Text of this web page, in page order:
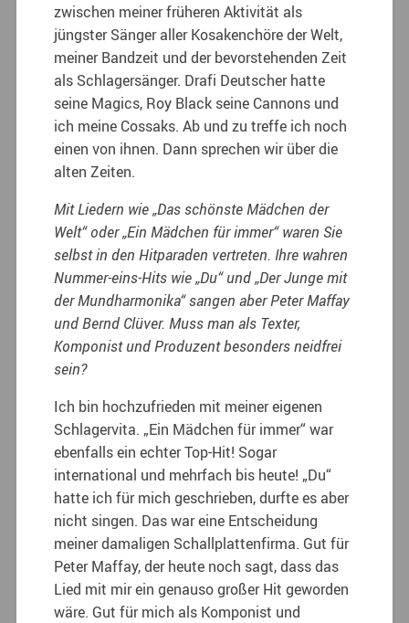
zwischen meiner früheren Aktivität als
jüngster Sänger aller Kosakenchöre der Welt,
meiner Bandzeit und der bevorstehenden Zeit
als Schlagersänger. Drafi Deutscher hatte
seine Magics, Roy Black seine Cannons und
ich meine Cossaks. Ab und zu treffe ich noch
einen von ihnen. Dann sprechen wir über die
alten Zeiten.
Mit Liedern wie „Das schönste Mädchen der
Welt“ oder „Ein Mädchen für immer“ waren Sie
selbst in den Hitparaden vertreten. Ihre wahren
Nummer-eins-Hits wie „Du“ und „Der Junge mit
der Mundharmonika“ sangen aber Peter Maffay
und Bernd Clüver. Muss man als Texter,
Komponist und Produzent besonders neidfrei
sein?
Ich bin hochzufrieden mit meiner eigenen
Schlagervita. „Ein Mädchen für immer“ war
ebenfalls ein echter Top-Hit! Sogar
international und mehrfach bis heute! „Du“
hatte ich für mich geschrieben, durfte es aber
nicht singen. Das war eine Entscheidung
meiner damaligen Schallplattenfirma. Gut für
Peter Maffay, der heute noch sagt, dass das
Lied mit mir ein genauso großer Hit geworden
wäre. Gut für mich als Komponist und